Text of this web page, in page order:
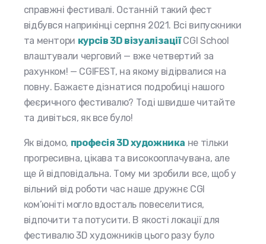
справжні фестивалі. Останній такий фест
відбувся наприкінці серпня 2021. Всі випускники
та ментори курсів 3D візуалізаціїCGI School
влаштували черговий — вже четвертий за
рахунком! — CGIFEST, на якому відірвалися на
повну. Бажаєте дізнатися подробиці нашого
феєричного фестивалю? Тоді швидше читайте
та дивіться, як все було!
Як відомо, професія 3D художника не тільки
прогресивна, цікава та високооплачувана, але
ще й відповідальна. Тому ми зробили все, щоб у
вільний від роботи час наше дружнє CGI
ком’юніті могло вдосталь повеселитися,
відпочити та потусити. В якості локації для
фестивалю 3D художників цього разу було